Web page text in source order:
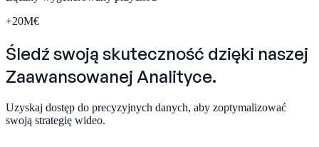
+20M€
Śledź swoją skuteczność dzięki naszej
Zaawansowanej Analityce.
Uzyskaj dostęp do precyzyjnych danych, aby zoptymalizować
swoją strategię wideo.